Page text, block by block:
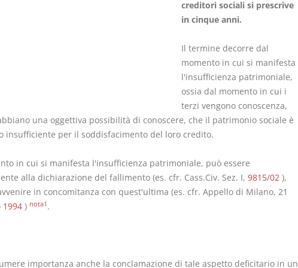
creditori sociali si prescrive
in cinque anni.
Il termine decorre dal
momento in cui si manifesta
l'insufficienza patrimoniale,
ossia dal momento in cui i
terzi vengono conoscenza,
una oggettiva possibilità di conoscere, che il patrimonio sociale è
insufficiente per il soddisfacimento del loro credito.
in cui si manifesta l'insufficienza patrimoniale, può essere
alla dichiarazione del fallimento (es. cfr. Cass.Civ. Sez. I, 9815/02),
in concomitanza con quest'ultima (es. cfr. Appello di Milano, 21
1994) nota1 .
importanza anche la conclamazione di tale aspetto deficitario in un
Versione ebook€ 4,19
(iva incl.)
Prescrizione e
decadenza
D. Minussi
Versione ebook€ 4,19